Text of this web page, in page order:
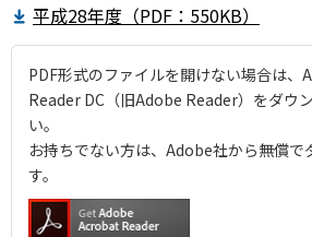
平成28年度（PDF：550KB）
PDF形式のファイルを開けない場合は
Reader DC（旧Adobe Reader）をダウ
い。
お持ちでない方は、Adobe社から無償で
す。